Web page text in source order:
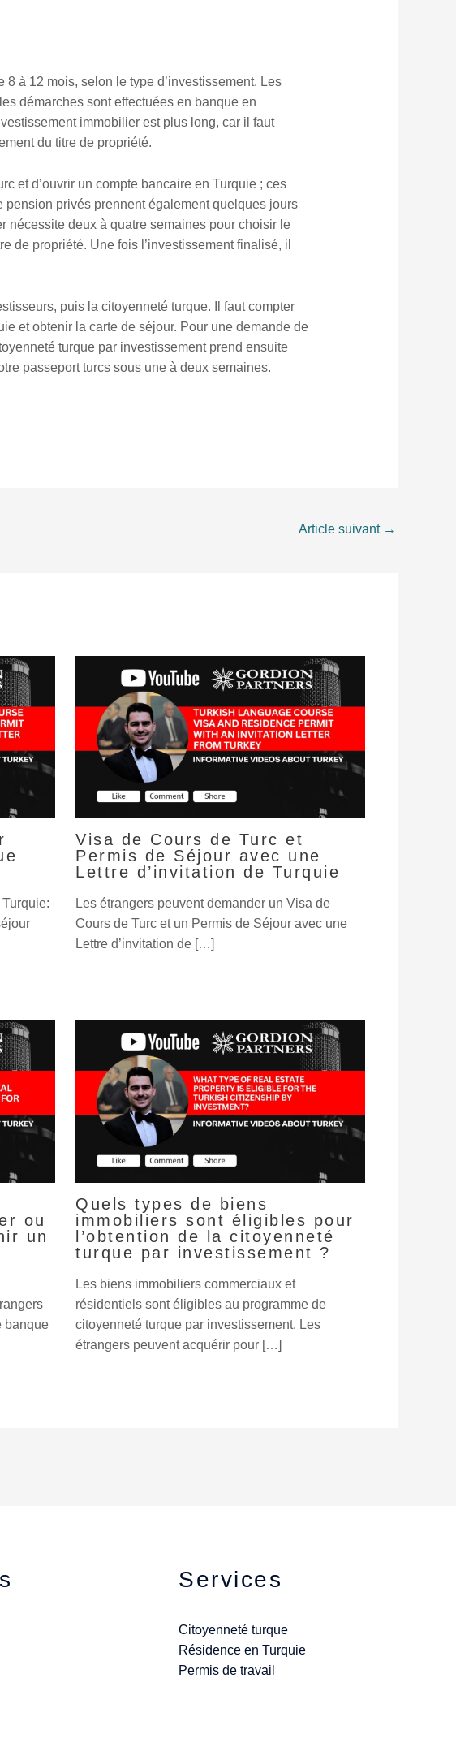
à 12 mois, selon le type d’investissement. Les
démarches sont effectuées en banque en
immobilier est plus long, car il faut
du titre de propriété.
et d’ouvrir un compte bancaire en Turquie ; ces
privés prennent également quelques jours
nécessite deux à quatre semaines pour choisir le
de propriété. Une fois l’investissement finalisé, il
puis la citoyenneté turque. Il faut compter
et obtenir la carte de séjour. Pour une demande de
turque par investissement prend ensuite
passeport turcs sous une à deux semaines.
Article suivant →
Visa de Cours de Turc et
Permis de Séjour avec une
Lettre d’invitation de Turquie
Les étrangers peuvent demander un Visa de
Cours de Turc et un Permis de Séjour avec une
Lettre d’invitation de […]
ou
un
banque
Quels types de biens
immobiliers sont éligibles pour
l’obtention de la citoyenneté
turque par investissement ?
Les biens immobiliers commerciaux et
résidentiels sont éligibles au programme de
citoyenneté turque par investissement. Les
étrangers peuvent acquérir pour […]
Services
Citoyenneté turque
Résidence en Turquie
Permis de travail